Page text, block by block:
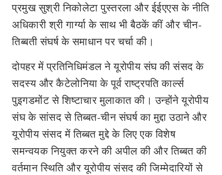
प्रमुख सुश्री निकोलेटा पुस्तरला और ईईएएस के नीति
अधिकारी श्री गार्ग्या के साथ भी बैठकें कीं और चीन-
तिब्बती संघर्ष के समाधान पर चर्चा की।
दोपहर में प्रतिनिधिमंडल ने यूरोपीय संघ की संसद के
सदस्य और कैटेलोनिया के पूर्व राष्ट्रपति कार्ल्स
पुइगडमोंट से शिष्टाचार मुलाकात की। उन्होंने यूरोपीय
संघ के सांसद से तिब्बत-चीन संघर्ष का मुद्दा उठाने और
यूरोपीय संसद में तिब्बत मुद्दे के लिए एक विशेष
समन्वयक नियुक्त करने की अपील की और तिब्बत की
वर्तमान स्थिति और यूरोपीय संसद की जिम्मेदारियों से